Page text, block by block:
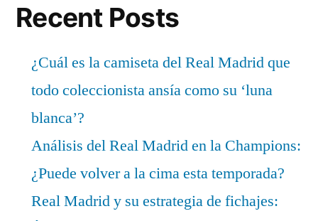
Recent Posts
¿Cuál es la camiseta del Real Madrid que
todo coleccionista ansía como su ‘luna
blanca’?
Análisis del Real Madrid en la Champions:
¿Puede volver a la cima esta temporada?
Real Madrid y su estrategia de fichajes: